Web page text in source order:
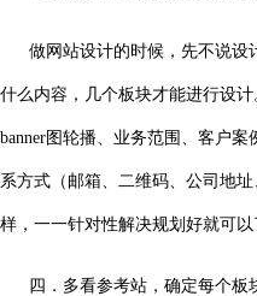
做网站设计的时候，先不说设
什么内容，几个板块才能进行设
banner图轮播、业务范围、客户案
系方式（邮箱、二维码、公司地
样，一一针对性解决规划好就可以
四．多看参考站，确定每个板